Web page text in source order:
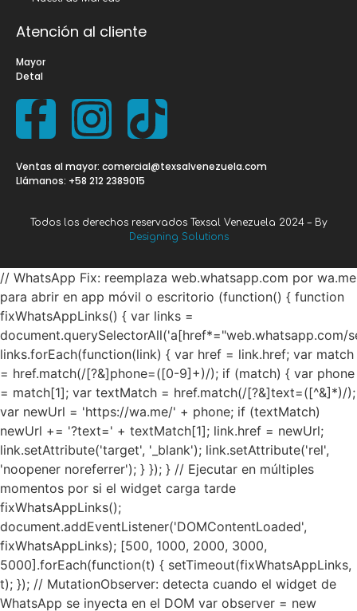
Atención al cliente
Mayor
Detal
Ventas al mayor: comercial@texsalvenezuela.com
Llámanos: +58 212 2389015
Todos los derechos reservados Texsal Venezuela 2024 – By
Designing Solutions
// WhatsApp Fix: reemplaza web.whatsapp.com por wa.me
para abrir en app móvil o escritorio (function() { function
fixWhatsAppLinks() { var links =
document.querySelectorAll('a[href*="web.whatsapp.com/
links.forEach(function(link) { var href = link.href; var match
= href.match(/[?&]phone=([0-9]+)/); if (match) { var phone
= match[1]; var textMatch = href.match(/[?&]text=([^&]*)/);
var newUrl = 'https://wa.me/' + phone; if (textMatch)
newUrl += '?text=' + textMatch[1]; link.href = newUrl;
link.setAttribute('target', '_blank'); link.setAttribute('rel',
'noopener noreferrer'); } }); } // Ejecutar en múltiples
momentos por si el widget carga tarde
fixWhatsAppLinks();
document.addEventListener('DOMContentLoaded',
fixWhatsAppLinks); [500, 1000, 2000, 3000,
5000].forEach(function(t) { setTimeout(fixWhatsAppLinks,
t); }); // MutationObserver: detecta cuando el widget de
WhatsApp se inyecta en el DOM var observer = new